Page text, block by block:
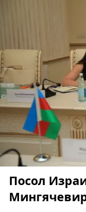
Посол